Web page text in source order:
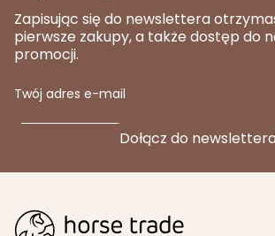
Zapisując się do newslettera
pierwsze zakupy, a także dostęp do
promocji.
Twój adres e-mail